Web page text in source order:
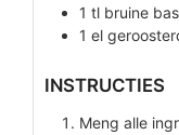
1 tl bruine
1 el
INSTRUCTIES
Meng alle